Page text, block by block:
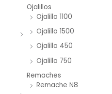
Ojalillos
Ojalillo 1100
Ojalillo 1500
Ojalillo 450
Ojalillo 750
Remaches
Remache N8